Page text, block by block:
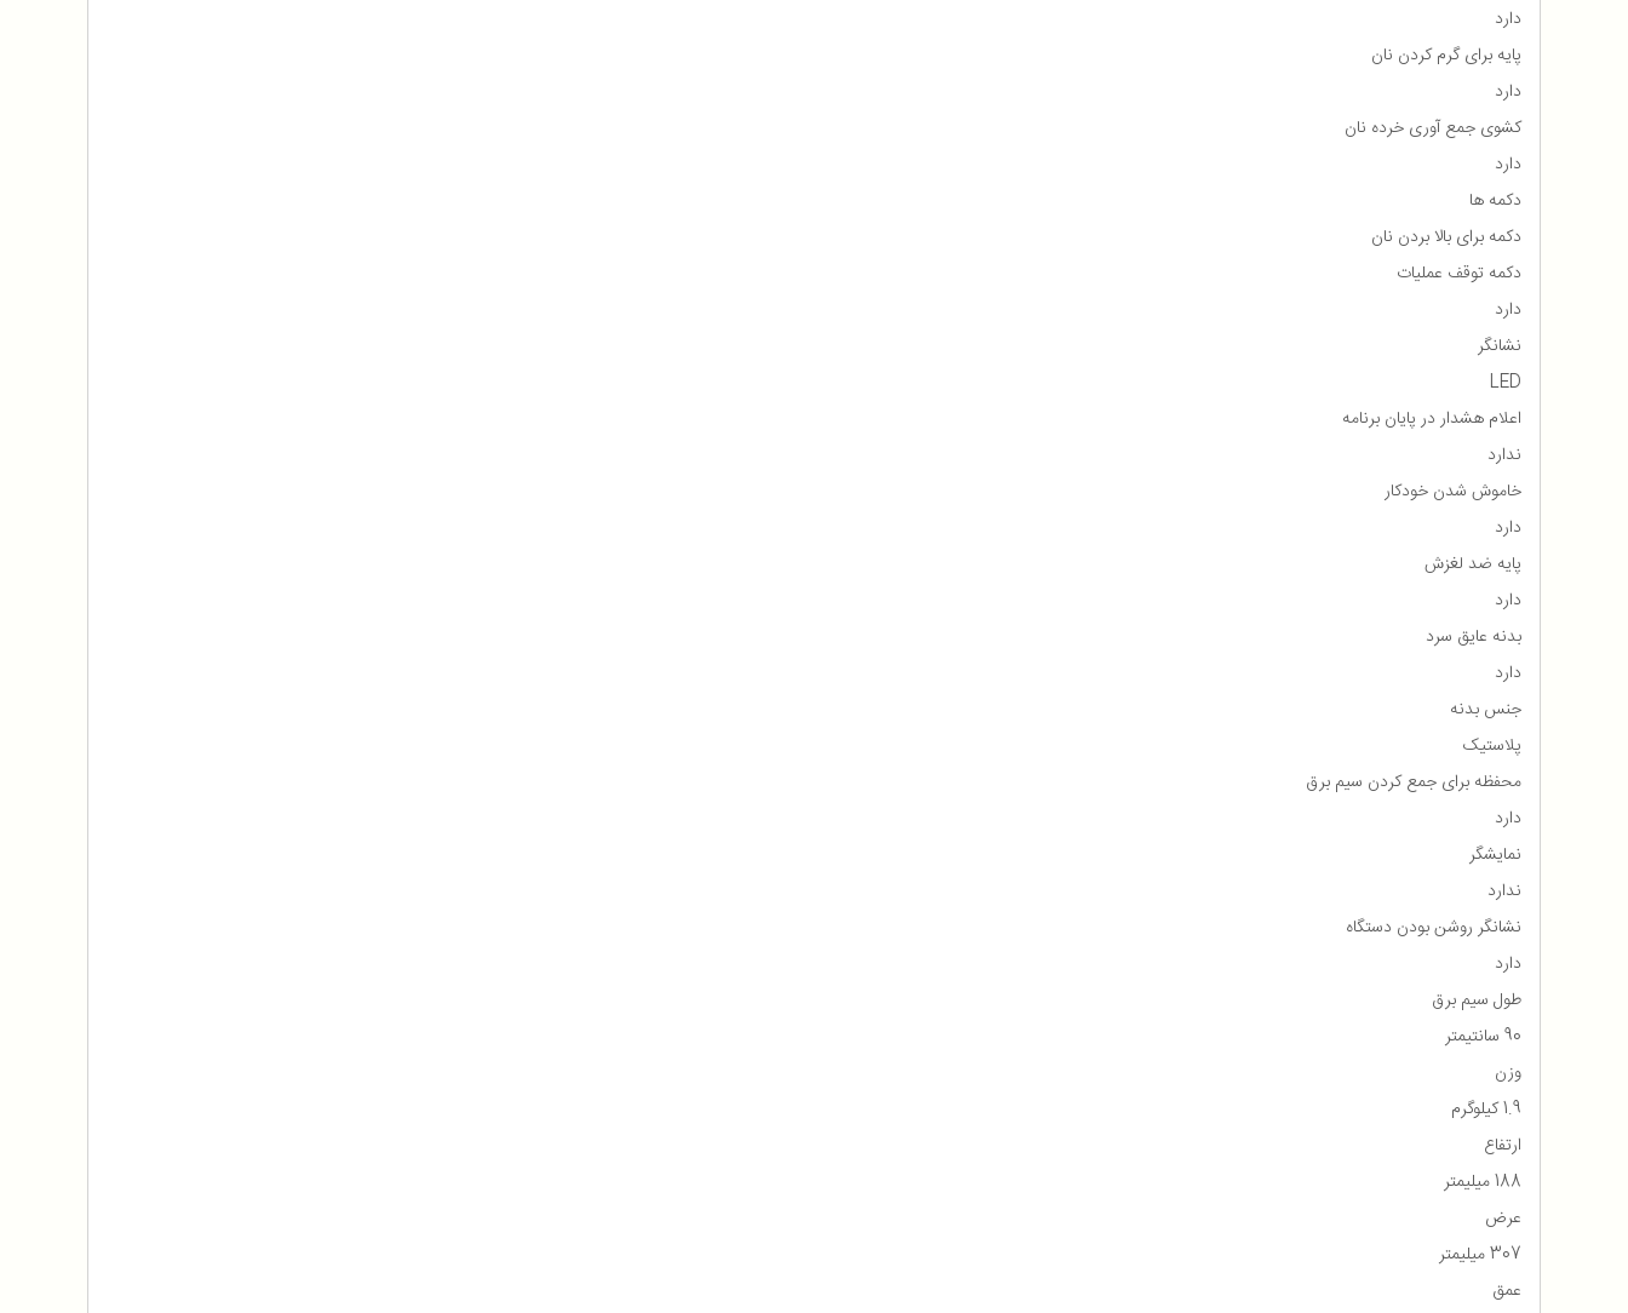
دارد
پایه برای گرم کردن نان
دارد
کشوی جمع آوری خرده نان
دارد
دکمه ها
دکمه برای بالا بردن نان
دکمه توقف عملیات
دارد
نشانگر
LED
اعلام هشدار در پایان برنامه
ندارد
خاموش شدن خودکار
دارد
پایه ضد لغزش
دارد
بدنه عایق سرد
دارد
جنس بدنه
پلاستیک
محفظه برای جمع كردن سیم برق
دارد
نمایشگر
ندارد
نشانگر روشن بودن دستگاه
دارد
طول سیم برق
90 سانتیمتر
وزن
1.9 کیلوگرم
ارتفاع
188 میلیمتر
عرض
307 میلیمتر
عمق